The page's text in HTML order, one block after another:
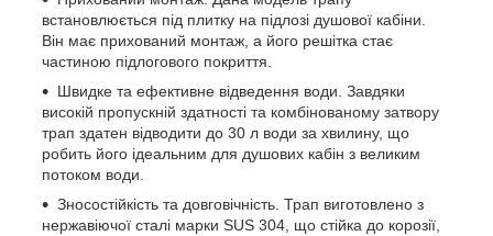
встановлюється під плитку на підлозі душової кабіни.
Він має прихований монтаж, а його решітка стає
частиною підлогового покриття.
Швидке та ефективне відведення води. Завдяки
високій пропускній здатності та комбінованому затвору
трап здатен відводити до 30 л води за хвилину, що
робить його ідеальним для душових кабін з великим
потоком води.
Зносостійкість та довговічність. Трап виготовлено з
нержавіючої сталі марки SUS 304, що стійка до корозії,